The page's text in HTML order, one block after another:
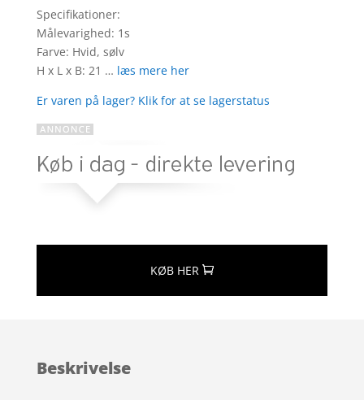
Specifikationer:
Målevarighed: 1s
Farve: Hvid, sølv
H x L x B: 21 … læs mere her
Er varen på lager? Klik for at se lagerstatus
KØB HER
Beskrivelse